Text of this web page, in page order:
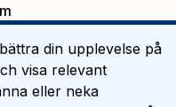
din upplevelse på
visa relevant
eller neka